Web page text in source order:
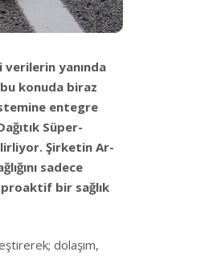
verilerin yanında
konuda biraz
entegre
Süper-
Şirketin Ar-
sadece
bir sağlık
dolaşım,